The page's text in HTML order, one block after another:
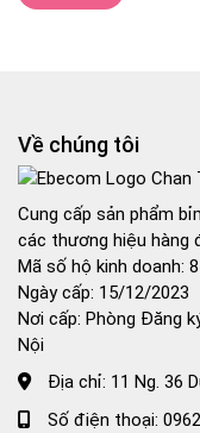
Về chúng tôi
Cung cấp sản phẩm
các thương hiệu hàng
Mã số hộ kinh doanh:
Ngày cấp: 15/12/2023
Nơi cấp: Phòng Đăng
Nội
Địa chỉ: 11 Ng. 36
Số điện thoại: